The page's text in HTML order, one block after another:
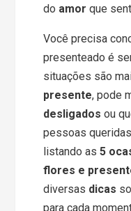
do amor que
Você precisa
presenteado é
situações são
presente, pode
desligados ou
pessoas
listando as5
flores e
diversas dicas
para cada